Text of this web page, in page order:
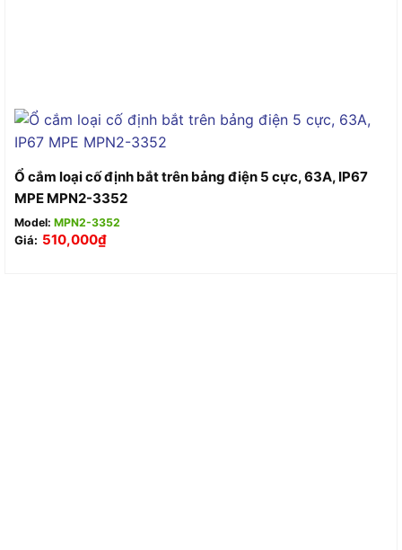
Ổ cắm loại cố định bắt trên bảng điện 5 cực, 63A, IP67
MPE MPN2-3352
Model: MPN2-3352
Giá: 510,000₫